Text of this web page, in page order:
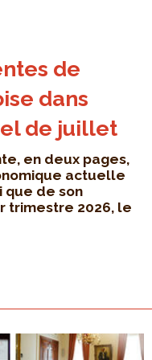
de
dans
de juillet
en deux pages,
actuelle
que de son
trimestre 2026, le